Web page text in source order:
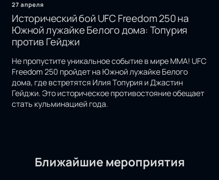
27 апреля
Исторический бой UFC Freedom 250 на
Южной лужайке Белого дома: Топурия
против Гейджи
Не пропустите уникальное событие в мире MMA! UFC
Freedom 250 пройдет на Южной лужайке Белого
дома, где встретятся Илия Топурия и Джастин
Гейджи. Это историческое противостояние обещает
стать кульминацией года.
Ближайшие мероприятия